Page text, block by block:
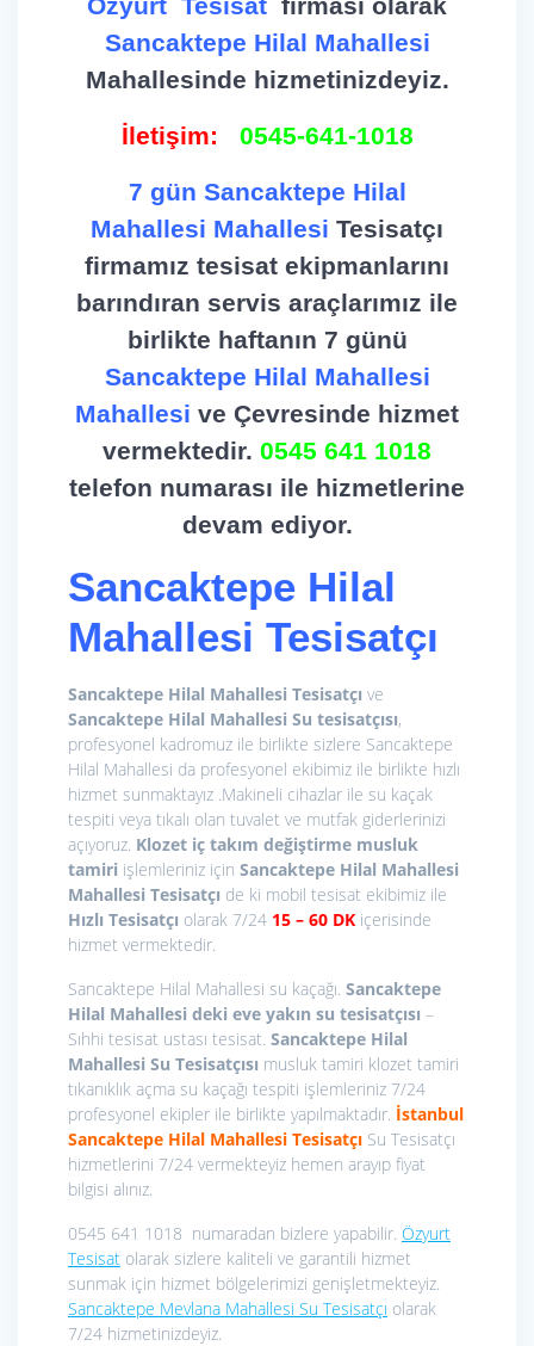
Sancaktepe Hilal Mahallesi
Mahallesinde hizmetinizdeyiz.
İletişim: 0545-641-1018
7 gün Sancaktepe Hilal
Mahallesi Mahallesi Tesisatçı
firmamız tesisat ekipmanlarını
barındıran servis araçlarımız ile
birlikte haftanın 7 günü
Sancaktepe Hilal Mahallesi
Mahallesi ve Çevresinde hizmet
vermektedir. 0545 641 1018
telefon numarası ile hizmetlerine
devam ediyor.
Sancaktepe Hilal
Mahallesi Tesisatçı
Sancaktepe Hilal Mahallesi Tesisatçı ve
Sancaktepe Hilal Mahallesi Su tesisatçısı,
profesyonel kadromuz ile birlikte sizlere Sancaktepe
Hilal Mahallesi da profesyonel ekibimiz ile birlikte hızlı
hizmet sunmaktayız .Makineli cihazlar ile su kaçak
tespiti veya tıkalı olan tuvalet ve mutfak giderlerinizi
açıyoruz. Klozet iç takım değiştirme musluk
tamiri işlemleriniz için Sancaktepe Hilal Mahallesi
Mahallesi Tesisatçı de ki mobil tesisat ekibimiz ile
Hızlı Tesisatçı olarak 7/24 15 – 60 DK içerisinde
hizmet vermektedir.
Sancaktepe Hilal Mahallesi su kaçağı. Sancaktepe
Hilal Mahallesi deki eve yakın su tesisatçısı –
Sıhhi tesisat ustası tesisat. Sancaktepe Hilal
Mahallesi Su Tesisatçısı musluk tamiri klozet tamiri
tıkanıklık açma su kaçağı tespiti işlemleriniz 7/24
profesyonel ekipler ile birlikte yapılmaktadır. İstanbul
Sancaktepe Hilal Mahallesi Tesisatçı Su Tesisatçı
hizmetlerini 7/24 vermekteyiz hemen arayıp fiyat
bilgisi alınız.
0545 641 1018 numaradan bizlere yapabilir. Özyurt
Tesisat olarak sizlere kaliteli ve garantili hizmet
sunmak için hizmet bölgelerimizi genişletmekteyiz.
Sancaktepe Mevlana Mahallesi Su Tesisatçı olarak
7/24 hizmetinizdeyiz.